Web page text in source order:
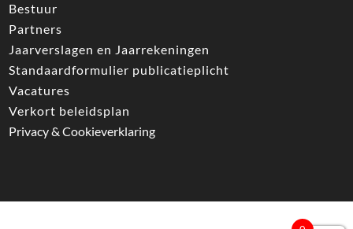
Bestuur
Partners
Jaarverslagen en Jaarrekeningen
Standaardformulier publicatieplicht
Vacatures
Verkort beleidsplan
Privacy & Cookieverklaring